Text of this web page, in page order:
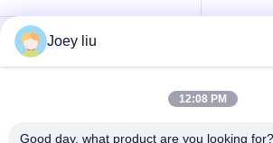
Waterdichte
Gegevensschakelaar
Mannelijke
Joey liu
12:08 PM
Good day, what product are you looking for?